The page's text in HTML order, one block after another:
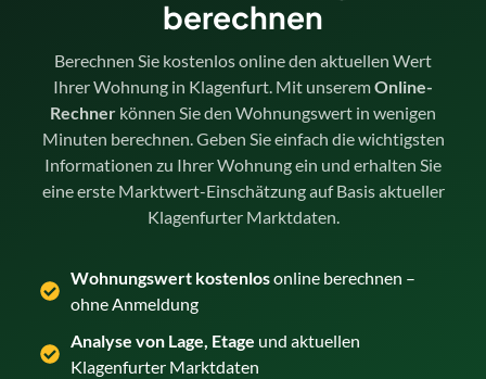
berechnen
Berechnen Sie kostenlos online den aktuellen Wert
Ihrer Wohnung in Klagenfurt. Mit unseremOnline-
Rechner können Sie den Wohnungswert in wenigen
Minuten berechnen. Geben Sie einfach die wichtigsten
Informationen zu Ihrer Wohnung ein und erhalten Sie
eine erste Marktwert-Einschätzung auf Basis aktueller
Klagenfurter Marktdaten.
Wohnungswert kostenlosonline berechnen –
ohne Anmeldung
Analyse von Lage, Etage und aktuellen
Klagenfurter Marktdaten